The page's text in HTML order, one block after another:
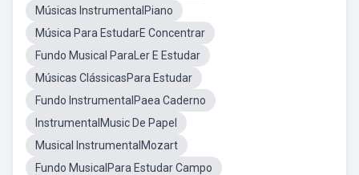
Músicas InstrumentalPiano
Música Para EstudarE Concentrar
Fundo Musical ParaLer E Estudar
Músicas ClássicasPara Estudar
Fundo InstrumentalPaea Caderno
InstrumentalMusic De Papel
Musical InstrumentalMozart
Fundo MusicalPara Estudar Campo